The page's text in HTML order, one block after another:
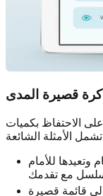
قصيرة المدى
الاحتفاظ بكميات
للأمام
قائمة قصيرة